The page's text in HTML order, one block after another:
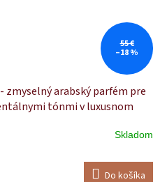
55 €
–18 %
- zmyselný arabský parfém pre
tónmi v luxusnom
Skladom
Do košíka